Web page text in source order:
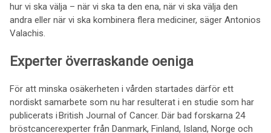
hur vi ska välja – när vi ska ta den ena, när vi ska välja den
andra eller när vi ska kombinera flera mediciner, säger Antonios
Valachis.
Experter överraskande oeniga
För att minska osäkerheten i vården startades därför ett
nordiskt samarbete som nu har resulterat i en studie som har
publicerats i British Journal of Cancer. Där bad forskarna 24
bröstcancerexperter från Danmark, Finland, Island, Norge och